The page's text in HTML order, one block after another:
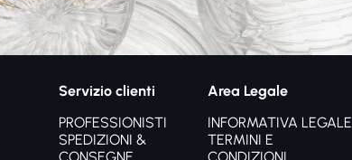
Servizio clienti
PROFESSIONISTI
SPEDIZIONI &
Area Legale
INFORMATIVA LEGALE
TERMINI E